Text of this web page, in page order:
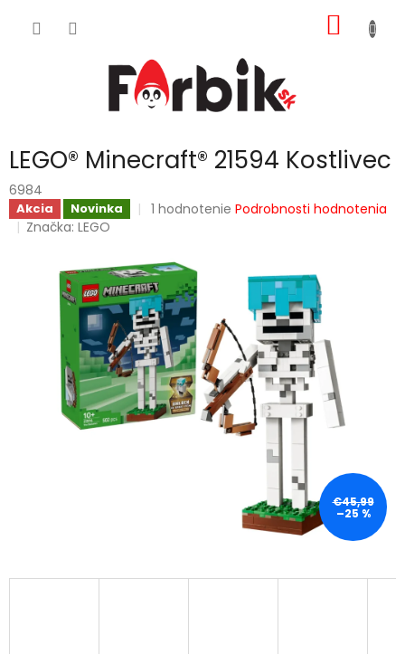
KOŠÍK
LEGO® Minecraft® 21594 Kostlivec
6984
Akcia Novinka
Priemerné
je
5,0
z
5
hviezdičiek.
1 hodnotenie Podrobnosti hodnotenia
Značka:LEGO
€45,99
–25 %